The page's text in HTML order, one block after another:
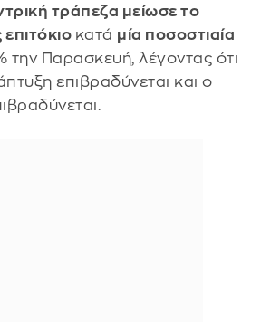
τράπεζα μείωσε το
κατά μία ποσοστιαία
την Παρασκευή, λέγοντας ότι
επιβραδύνεται και ο